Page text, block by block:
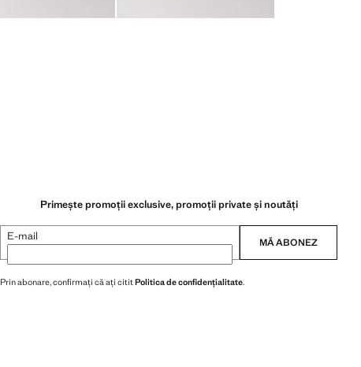
Primește promoții exclusive, promoții private și noutăți
E-mail MĂ ABONEZ
Prin abonare, confirmați că ați cititPolitica de confidențialitate.